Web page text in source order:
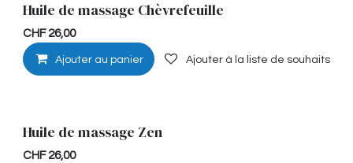
Huile de massage Chèvrefeuille
CHF 26,00
Ajouter au panier Ajouter à la liste de souhaits
Détente
Huile de massage Zen
CHF 26,00